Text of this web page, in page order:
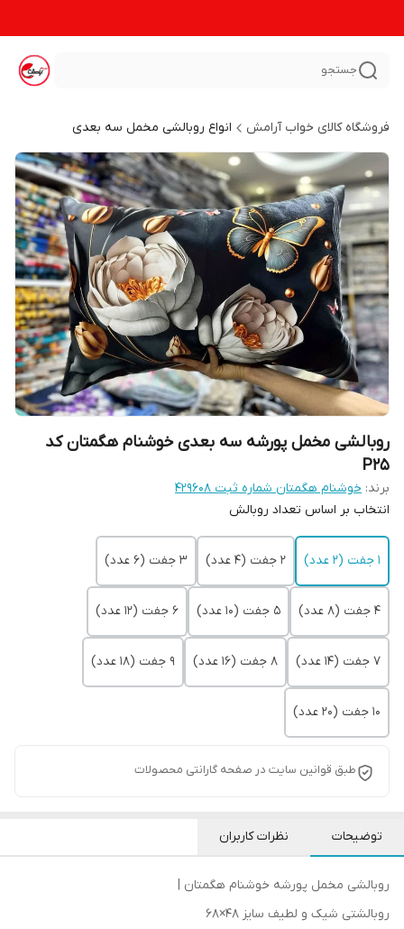
جستجو
فروشگاه کالای خواب آرامش انواع روبالشی مخمل سه بعدی
روبالشی مخمل پورشه سه بعدی خوشنام هگمتان کد
P25
برند: خوشنام هگمتان شماره ثبت ۴۲۹۶۰۸
انتخاب بر اساس تعداد روبالش
1 جفت (2 عدد) 2 جفت (4 عدد) 3 جفت (6 عدد)
4 جفت (8 عدد) 5 جفت (10 عدد) 6 جفت (12 عدد)
7 جفت (14 عدد) 8 جفت (16 عدد) 9 جفت (18 عدد)
10 جفت (20 عدد)
طبق قوانین سایت در صفحه گارانتی محصولات
توضیحات نظرات کاربران
روبالشی مخمل پورشه خوشنام هگمتان |
روبالشتی شیک و لطیف سایز 48×68